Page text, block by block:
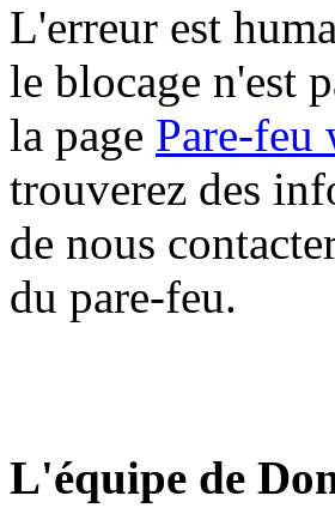
L'erreur est
le blocage n'est
la page Pare-feu
trouverez des
de nous
du pare-feu.
L'équipe de